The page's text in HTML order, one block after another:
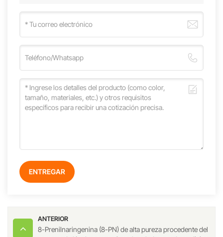
ENTREGAR
ANTERIOR
8-Prenilnaringenina (8-PN) de alta pureza procedente del